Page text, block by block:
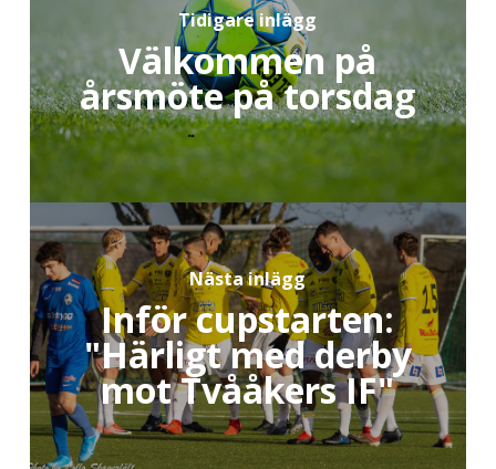
Tidigare inlägg
Välkommen på
årsmöte på torsdag
Nästa inlägg
Inför cupstarten:
"Härligt med derby
mot Tvååkers IF"